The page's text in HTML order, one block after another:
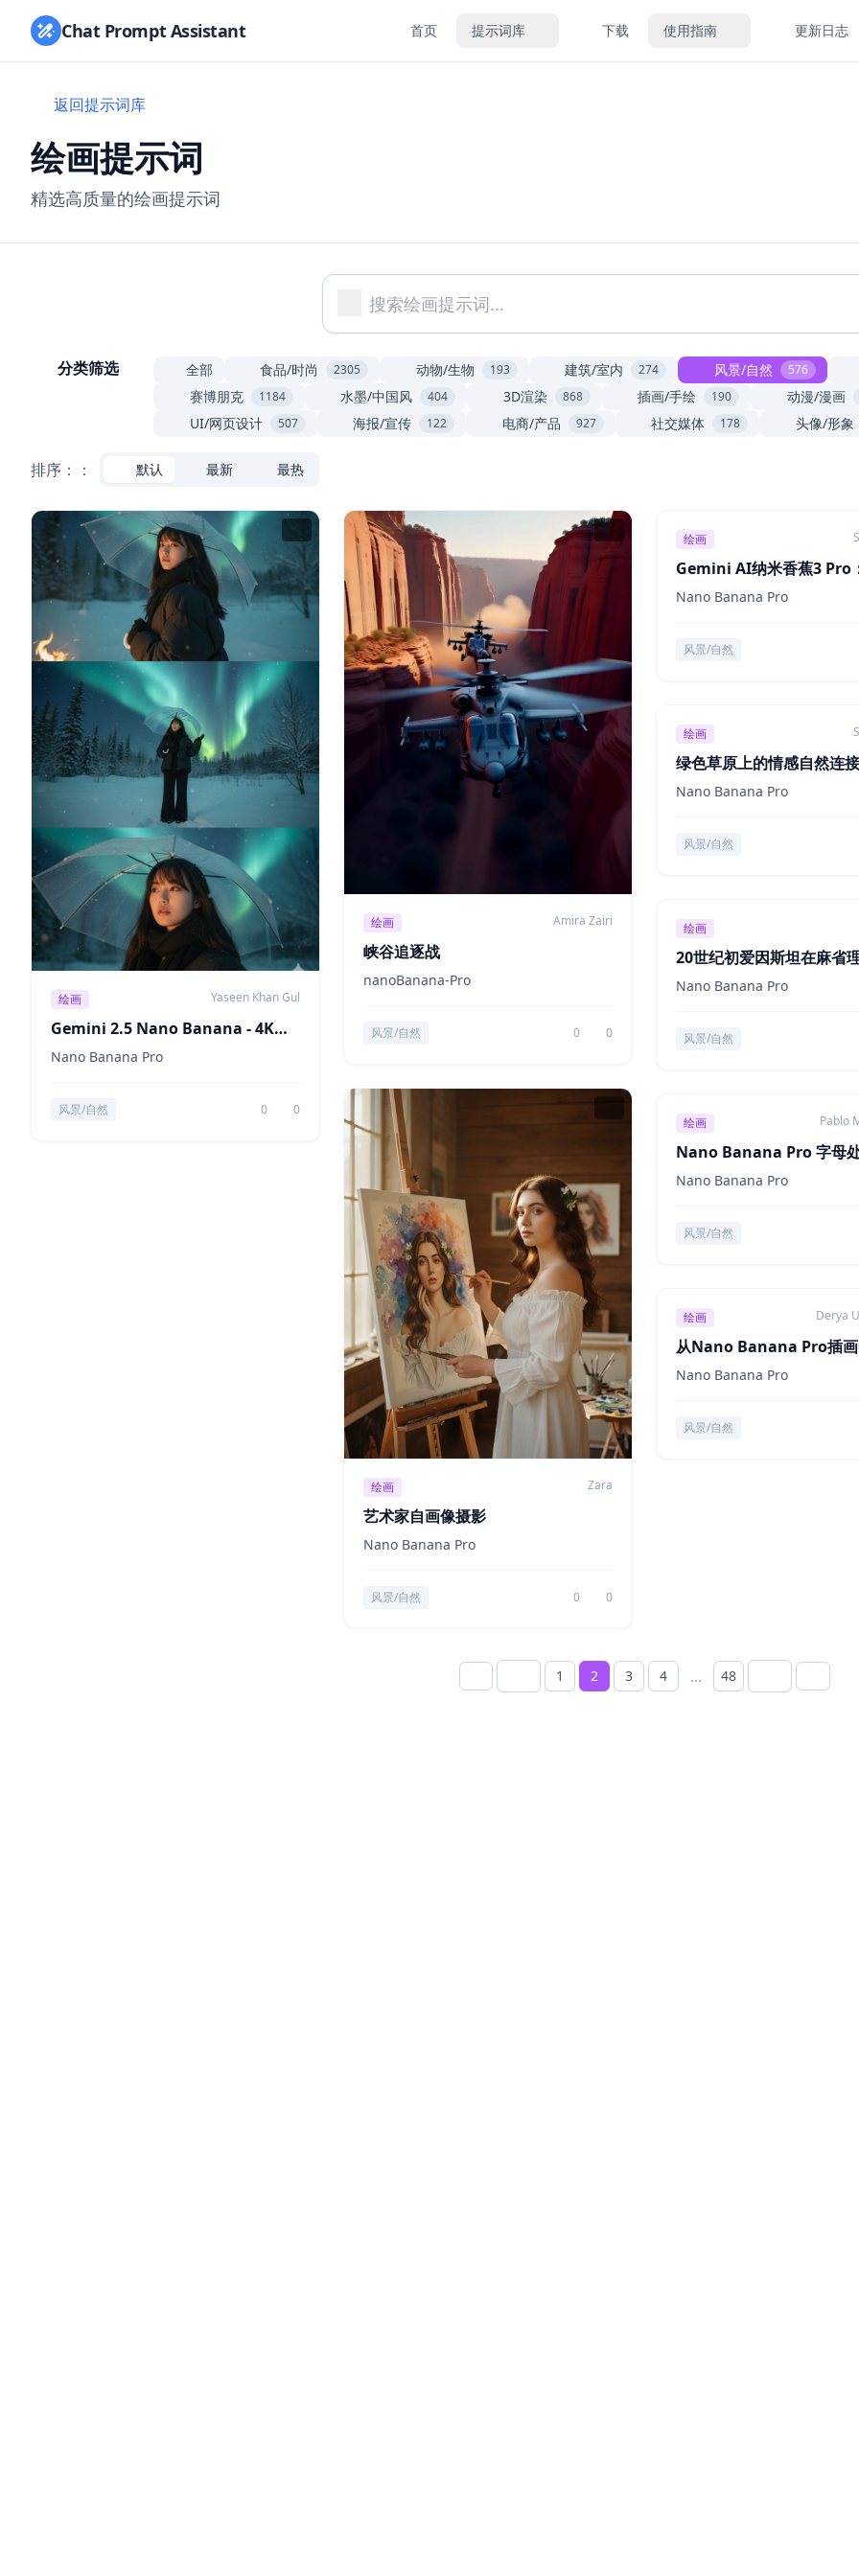
Chat Prompt Assistant 首页 提示词库 下载 使用指南 更新日志
返回提示词库
绘画提示词
精选高质量的绘画提示词
分类筛选 全部 食品/时尚 2305 动物/生物 193 建筑/室内 274 风景/自然 576
赛博朋克 1184 水墨/中国风 404 3D渲染 868 插画/手绘 190 动漫/漫画
UI/网页设计 507 海报/宣传 122 电商/产品 927 社交媒体 178 头像/形象
排序：： 默认 最新 最热
绘画 Yaseen Khan Gul
Gemini 2.5 Nano Banana - 4K超
写实数字摄影三联画
Nano Banana Pro
风景/自然 0 0
绘画 Amira Zairi
峡谷追逐战
nanoBanana-Pro
风景/自然 0 0
绘画 Zara
艺术家自画像摄影
Nano Banana Pro
风景/自然 0 0
绘画
Gemini AI纳米香蕉3 Pro
笔插画中的绅士形象
Nano Banana Pro
风景/自然
绘画
绿色草原上的情感自然连
3帧拼贴
Nano Banana Pro
风景/自然
绘画
20世纪初爱因斯坦在麻省
景
Nano Banana Pro
风景/自然
绘画 Pablo
Nano Banana Pro 字母
著
Nano Banana Pro
风景/自然
绘画 Derya
从Nano Banana Pro插画
年前的重大发现
Nano Banana Pro
风景/自然
1 2 3 4 ... 48